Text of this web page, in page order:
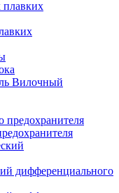
Вилочный
дифференциального